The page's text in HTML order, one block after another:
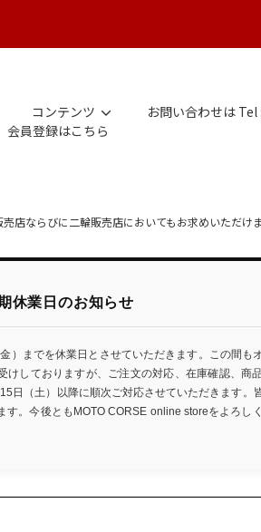
コンテンツ
お問い合わせは
会員登録はこちら
ならびに二輪販売店においてもお求めいただけ
休業日のお知らせ
）までを休業日とさせていただきます。この間も
けしておりますが、ご注文の対応、在庫確認、商
日（土）以降に順次ご対応させていただきます。
。今後ともMOTO CORSE online storeをよろし